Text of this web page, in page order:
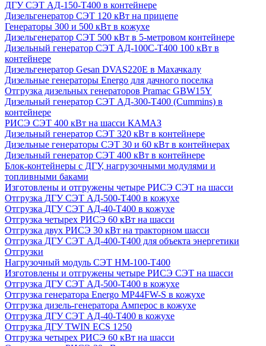
ДГУ СЭТ АД-150-Т400 в контейнере
Дизельгенератор СЭТ 120 кВт на прицепе
Генераторы 300 и 500 кВт в кожухе
Дизельгенератор СЭТ 500 кВт в 5-метровом контейнере
Дизельный генератор СЭТ АД-100С-Т400 100 кВт в
контейнере
Дизельгенератор Gesan DVAS220E в Махачкалу
Дизельные генераторы Energo для дачного поселка
Отгрузка дизельных генераторов Pramac GВW15Y
Дизельный генератор СЭТ АД-300-Т400 (Cummins) в
контейнере
РИСЭ СЭТ 400 кВт на шасси КАМАЗ
Дизельный генератор СЭТ 320 кВт в контейнере
Дизельные генераторы СЭТ 30 и 60 кВт в контейнерах
Дизельный генератор СЭТ 400 кВт в контейнере
Блок-контейнеры с ДГУ, нагрузочными модулями и
топливными баками
Изготовлены и отгружены четыре РИСЭ СЭТ на шасси
Отгрузка ДГУ СЭТ АД-500-Т400 в кожухе
Отгрузка ДГУ СЭТ АД-40-Т400 в кожухе
Отгрузка четырех РИСЭ 60 кВт на шасси
Отгрузка двух РИСЭ 30 кВт на тракторном шасси
Отгрузка ДГУ СЭТ АД-400-Т400 для объекта энергетики
Отгрузки
Нагрузочный модуль СЭТ НМ-100-Т400
Изготовлены и отгружены четыре РИСЭ СЭТ на шасси
Отгрузка ДГУ СЭТ АД-500-Т400 в кожухе
Отгрузка генератора Energo MP44FW-S в кожухе
Отгрузка дизель-генератора Амперос в кожухе
Отгрузка ДГУ СЭТ АД-40-Т400 в кожухе
Отгрузка ДГУ TWIN ECS 1250
Отгрузка четырех РИСЭ 60 кВт на шасси